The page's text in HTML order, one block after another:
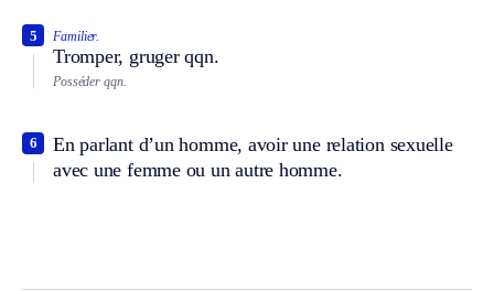
Familier.
Tromper, gruger qqn.
5
Posséder qqn.
En parlant d’un homme, avoir une relation sexuelle
avec une femme ou un autre homme.
6